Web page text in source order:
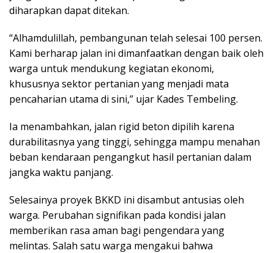
diharapkan dapat ditekan.
“Alhamdulillah, pembangunan telah selesai 100 persen.
Kami berharap jalan ini dimanfaatkan dengan baik oleh
warga untuk mendukung kegiatan ekonomi,
khususnya sektor pertanian yang menjadi mata
pencaharian utama di sini,” ujar Kades Tembeling.
Ia menambahkan, jalan rigid beton dipilih karena
durabilitasnya yang tinggi, sehingga mampu menahan
beban kendaraan pengangkut hasil pertanian dalam
jangka waktu panjang.
Selesainya proyek BKKD ini disambut antusias oleh
warga. Perubahan signifikan pada kondisi jalan
memberikan rasa aman bagi pengendara yang
melintas. Salah satu warga mengakui bahwa